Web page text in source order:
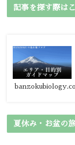
記事を探す際は
夏休み・お盆の